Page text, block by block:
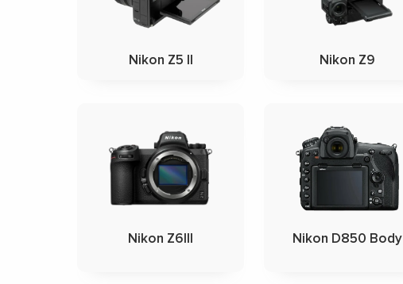
Nikon Z5 II Nikon Z9
Nikon Z6III Nikon D850 Body